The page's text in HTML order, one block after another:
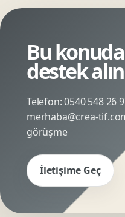
Bu
destek alın
Telefon:0540 548 26
merhaba@crea-
görüşme
İletişime Geç